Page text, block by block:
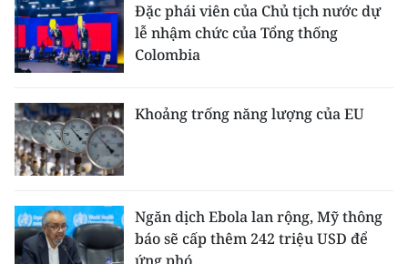
Đặc phái viên của Chủ tịch nước dự
lễ nhậm chức của Tổng thống
Colombia
Khoảng trống năng lượng của EU
Ngăn dịch Ebola lan rộng, Mỹ thông
báo sẽ cấp thêm 242 triệu USD để